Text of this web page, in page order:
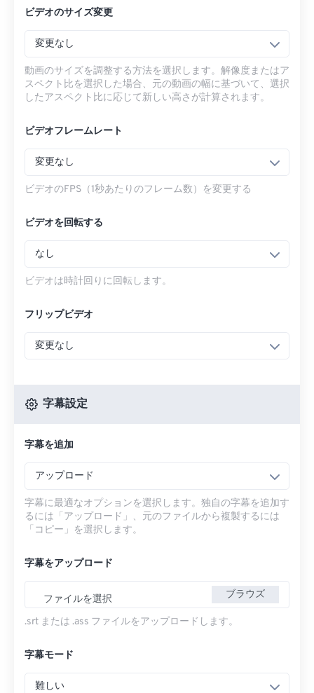
ビデオのサイズ変更
変更なし
動画のサイズを調整する方法を選択します。解像度またはア
スペクト比を選択した場合、元の動画の幅に基づいて、選択
したアスペクト比に応じて新しい高さが計算されます。
ビデオフレームレート
変更なし
ビデオのFPS（1秒あたりのフレーム数）を変更する
ビデオを回転する
なし
ビデオは時計回りに回転します。
フリップビデオ
変更なし
字幕設定
字幕を追加
アップロード
字幕に最適なオプションを選択します。独自の字幕を追加す
るには「アップロード」、元のファイルから複製するには
「コピー」を選択します。
字幕をアップロード
ファイルを選択 ブラウズ
.srt または .ass ファイルをアップロードします。
字幕モード
難しい